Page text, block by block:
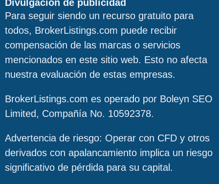
Divulgación de publicidad
Para seguir siendo un recurso gratuito para
todos, BrokerListings.com puede recibir
compensación de las marcas o servicios
mencionados en este sitio web. Esto no afecta
nuestra evaluación de estas empresas.
BrokerListings.com es operado por Boleyn SEO
Limited, Compañía No. 10592378.
Advertencia de riesgo: Operar con CFD y otros
derivados con apalancamiento implica un riesgo
significativo de pérdida para su capital.